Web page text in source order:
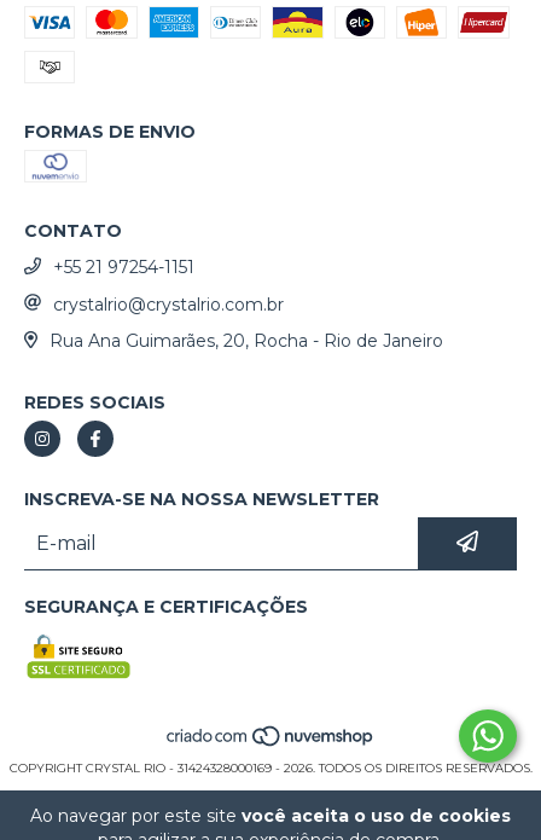
Ao navegar por este site você aceita o uso de cookies
FORMAS DE ENVIO
CONTATO
+55 21 97254-1151
crystalrio@crystalrio.com.br
Rua Ana Guimarães, 20, Rocha - Rio de Janeiro
REDES SOCIAIS
INSCREVA-SE NA NOSSA NEWSLETTER
SEGURANÇA E CERTIFICAÇÕES
COPYRIGHT CRYSTAL RIO - 31424328000169 - 2026. TODOS OS DIREITOS RESERVADOS.